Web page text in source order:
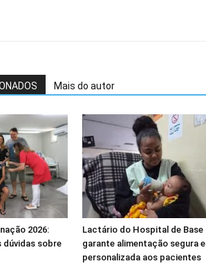
Mais do autor
2026:
dúvidas sobre
Lactário do Hospital de Base
garante alimentação segura e
personalizada aos pacientes